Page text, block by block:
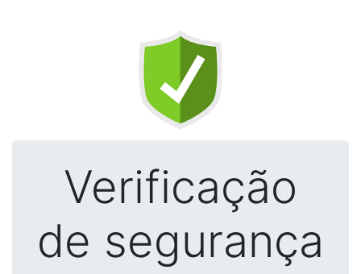
Verificação
de segurança